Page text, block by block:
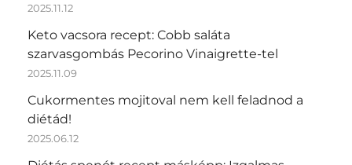
2025.11.12
Keto vacsora recept: Cobb saláta
szarvasgombás Pecorino Vinaigrette-tel
2025.11.09
Cukormentes mojitoval nem kell feladnod a
diétád!
2025.06.12